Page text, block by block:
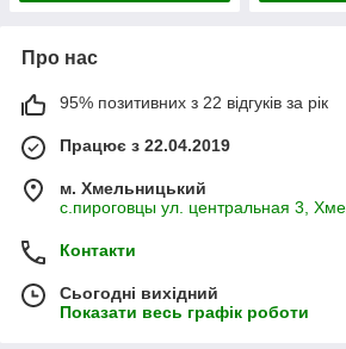
Про нас
95% позитивних з 22 відгуків за рік
Працює з 22.04.2019
м. Хмельницький
с.пироговцы ул. центральная 3,
Контакти
Сьогодні вихідний
Показати весь графік роботи